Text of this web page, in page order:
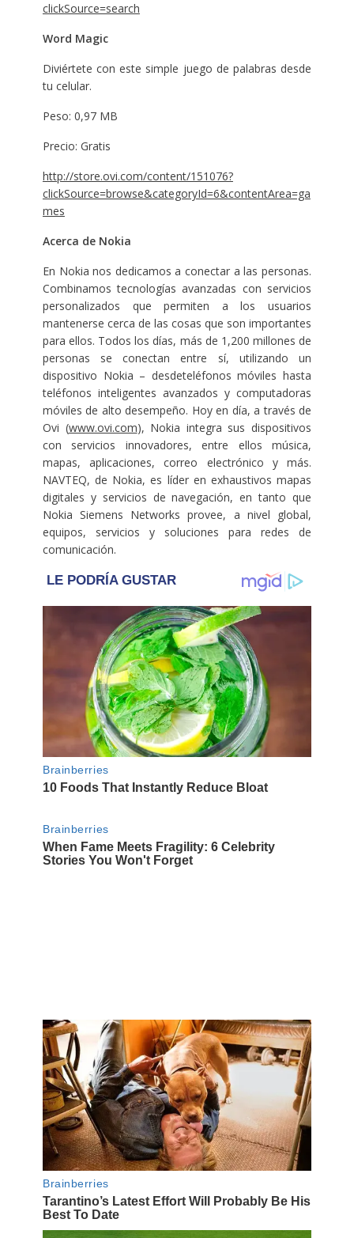
clickSource=search
Word Magic
Diviértete con este simple juego de palabras desde
tu celular.
Peso: 0,97 MB
Precio: Gratis
http://store.ovi.com/content/151076?
clickSource=browse&categoryId=6&contentArea=ga
mes
Acerca de Nokia
En Nokia nos dedicamos a conectar a las personas.
Combinamos tecnologías avanzadas con servicios
personalizados que permiten a los usuarios
mantenerse cerca de las cosas que son importantes
para ellos. Todos los días, más de 1,200 millones de
personas se conectan entre sí, utilizando un
dispositivo Nokia – desdeteléfonos móviles hasta
teléfonos inteligentes avanzados y computadoras
móviles de alto desempeño. Hoy en día, a través de
Ovi (www.ovi.com), Nokia integra sus dispositivos
con servicios innovadores, entre ellos música,
mapas, aplicaciones, correo electrónico y más.
NAVTEQ, de Nokia, es líder en exhaustivos mapas
digitales y servicios de navegación, en tanto que
Nokia Siemens Networks provee, a nivel global,
equipos, servicios y soluciones para redes de
comunicación.